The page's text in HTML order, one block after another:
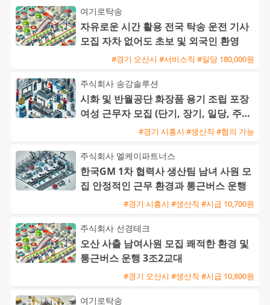
여기로탁송
자유로운 시간 활용 전국 탁송 운전 기사
모집 자차 없어도 초보 및 외국인 환영
#경기 오산시 #서비스직 #일당 180,000원
주식회사 송강솔루션
시화 및 반월공단 화장품 용기 조립 포장
여성 근무자 모집 (단기, 장기, 일당, 주급
#경기 시흥시 #생산직 #협의 가능
주식회사 엘케이파트너스
한국GM 1차 협력사 생산팀 남녀 사원 모
집 안정적인 근무 환경과 통근버스 운행
#경기 시흥시 #생산직 #시급 10,700원
주식회사 선경테크
오산 사출 남여사원 모집 쾌적한 환경 및
통근버스 운행 3조2교대
#경기 오산시 #생산직 #시급 10,800원
여기로탁송